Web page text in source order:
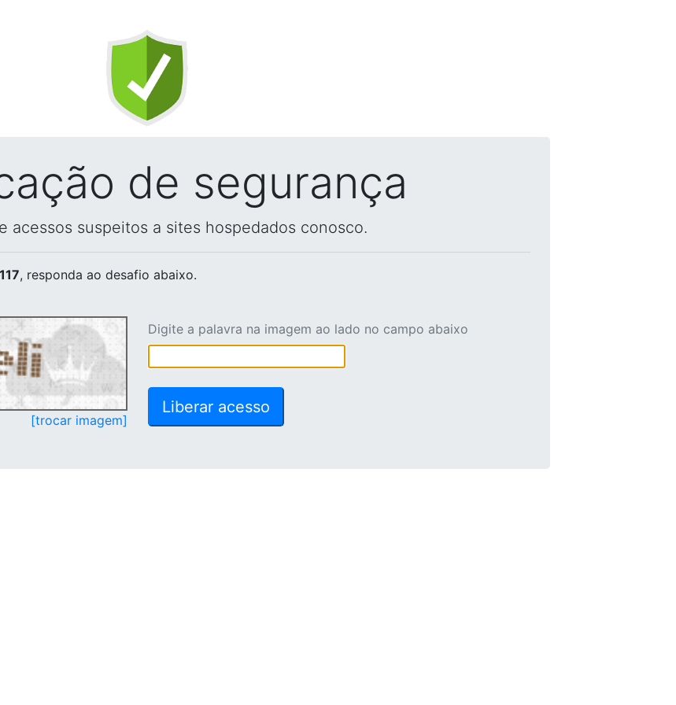
de segurança
acessos suspeitos a sites hospedados conosco.
, responda ao desafio abaixo.
[trocar imagem]
Digite a palavra na imagem ao lado no campo abaixo